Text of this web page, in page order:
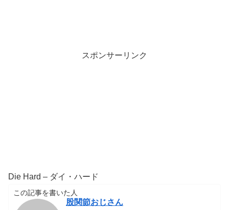
スポンサーリンク
Die Hard – ダイ・ハード
この記事を書いた人
股関節おじさん